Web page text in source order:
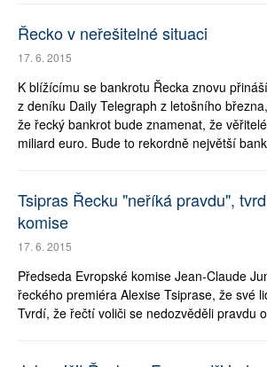
Řecko v neřešitelné situaci
17. 6. 2015
K blížícímu se bankrotu Řecka znovu
z deníku Daily Telegraph z letošního
že řecký bankrot bude znamenat, že
miliard euro. Bude to rekordně největší
Tsipras Řecku "neříká pravdu",
komise
17. 6. 2015
Předseda Evropské komise Jean-Claude
řeckého premiéra Alexise Tsiprase, že své
Tvrdí, že řečtí voliči se nedozvěděli pravdu